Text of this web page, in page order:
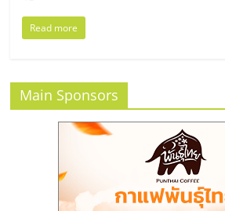
รน
ไชส์,
ปรึกษา
Read more
Main Sponsors